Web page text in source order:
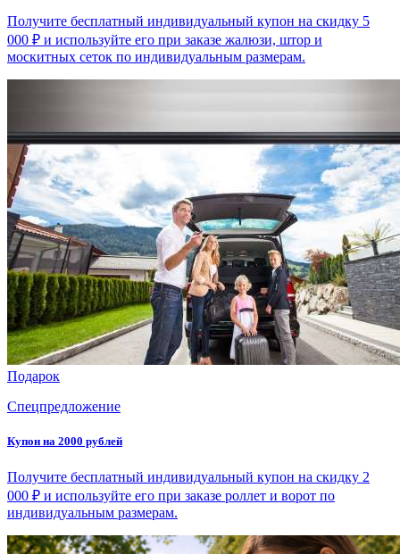
Получите бесплатный индивидуальный купон на скидку 5
000 ₽ и используйте его при заказе жалюзи, штор и
москитных сеток по индивидуальным размерам.
Подарок
Спецпредложение
Купон на 2000 рублей
Получите бесплатный индивидуальный купон на скидку 2
000 ₽ и используйте его при заказе роллет и ворот по
индивидуальным размерам.